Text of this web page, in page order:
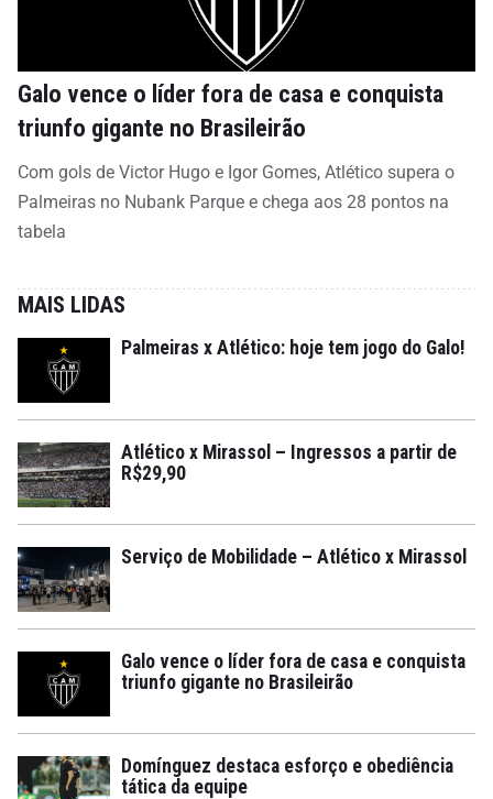
Galo vence o líder fora de casa e conquista
triunfo gigante no Brasileirão
Com gols de Victor Hugo e Igor Gomes, Atlético supera o
Palmeiras no Nubank Parque e chega aos 28 pontos na
tabela
MAIS LIDAS
Palmeiras x Atlético: hoje tem jogo do Galo!
Atlético x Mirassol – Ingressos a partir de
R$29,90
Serviço de Mobilidade – Atlético x Mirassol
Galo vence o líder fora de casa e conquista
triunfo gigante no Brasileirão
Domínguez destaca esforço e obediência
tática da equipe